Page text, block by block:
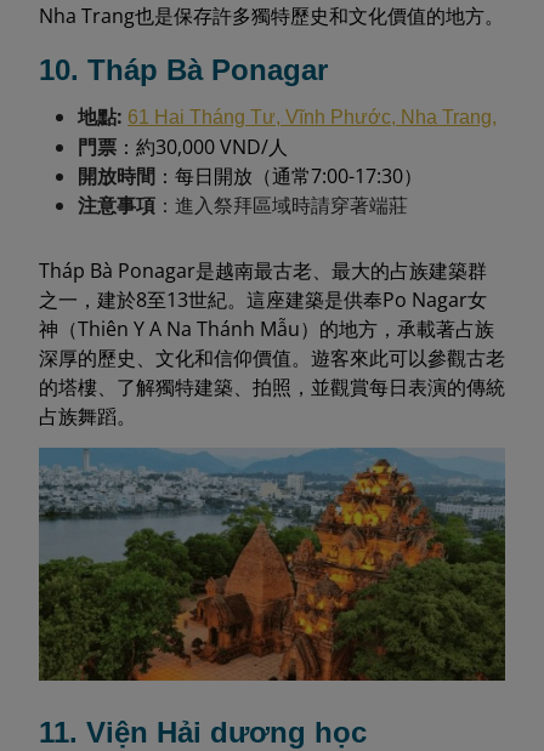
Nha Trang也是保存許多獨特歷史和文化價值的地方。
10. Tháp Bà Ponagar
地點: 61 Hai Tháng Tư, Vĩnh Phước, Nha Trang,
門票 ：約30,000 VND/人
開放時間 ：每日開放（通常7:00-17:30）
注意事項 ：進入祭拜區域時請穿著端莊
Tháp Bà Ponagar是越南最古老、最大的占族建築群
之一，建於8至13世紀。這座建築是供奉Po Nagar女
神（Thiên Y A Na Thánh Mẫu）的地方，承載著占族
深厚的歷史、文化和信仰價值。遊客來此可以參觀古老
的塔樓、了解獨特建築、拍照，並觀賞每日表演的傳統
占族舞蹈。
11. Viện Hải dương học